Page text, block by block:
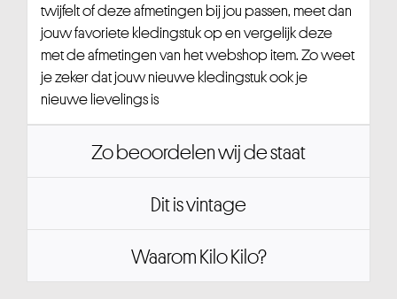
twijfelt of deze afmetingen bij jou passen, meet dan
jouw favoriete kledingstuk op en vergelijk deze
met de afmetingen van het webshop item. Zo weet
je zeker dat jouw nieuwe kledingstuk ook je
nieuwe lievelings is
Zo beoordelen wij de staat
Dit is vintage
Waarom Kilo Kilo?